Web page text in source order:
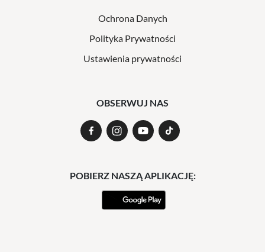
Ochrona Danych
Polityka Prywatności
Ustawienia prywatności
OBSERWUJ NAS
POBIERZ NASZĄ APLIKACJĘ: